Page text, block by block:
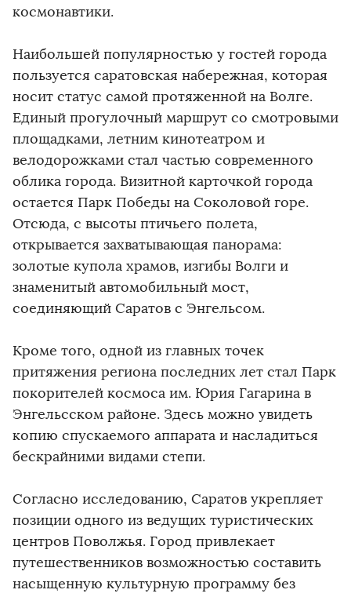
космонавтики.
Наибольшей популярностью у гостей города
пользуется саратовская набережная, которая
носит статус самой протяженной на Волге.
Единый прогулочный маршрут со смотровыми
площадками, летним кинотеатром и
велодорожками стал частью современного
облика города. Визитной карточкой города
остается Парк Победы на Соколовой горе.
Отсюда, с высоты птичьего полета,
открывается захватывающая панорама:
золотые купола храмов, изгибы Волги и
знаменитый автомобильный мост,
соединяющий Саратов с Энгельсом.
Кроме того, одной из главных точек
притяжения региона последних лет стал Парк
покорителей космоса им. Юрия Гагарина в
Энгельсском районе. Здесь можно увидеть
копию спускаемого аппарата и насладиться
бескрайними видами степи.
Согласно исследованию, Саратов укрепляет
позиции одного из ведущих туристических
центров Поволжья. Город привлекает
путешественников возможностью составить
насыщенную культурную программу без